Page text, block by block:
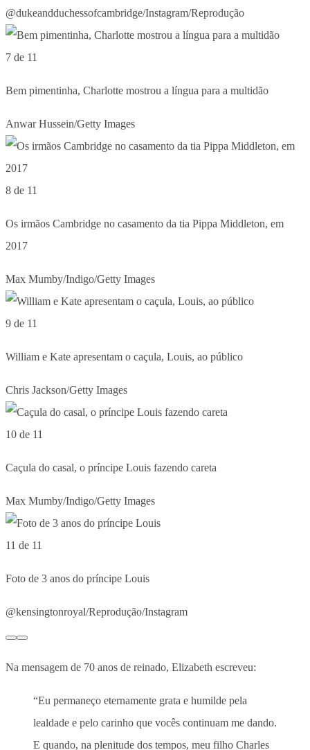
@dukeandduchessofcambridge/Instagram/Reprodução
7 de 11
Bem pimentinha, Charlotte mostrou a língua para a multidão
Anwar Hussein/Getty Images
8 de 11
Os irmãos Cambridge no casamento da tia Pippa Middleton, em
2017
Max Mumby/Indigo/Getty Images
9 de 11
William e Kate apresentam o caçula, Louis, ao público
Chris Jackson/Getty Images
10 de 11
Caçula do casal, o príncipe Louis fazendo careta
Max Mumby/Indigo/Getty Images
11 de 11
Foto de 3 anos do príncipe Louis
@kensingtonroyal/Reprodução/Instagram
Na mensagem de 70 anos de reinado, Elizabeth escreveu:
“Eu permaneço eternamente grata e humilde pela
lealdade e pelo carinho que vocês continuam me dando.
E quando, na plenitude dos tempos, meu filho Charles